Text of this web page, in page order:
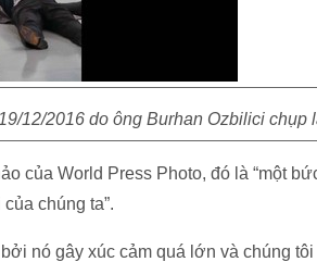
12/2016 do ông Burhan Ozbilici chụp
của World Press Photo, đó là “một
chúng ta”.
nó gây xúc cảm quá lớn và chúng